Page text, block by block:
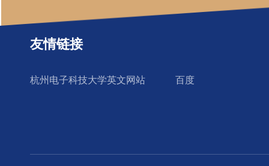
友情链接
杭州电子科技大学英文网站 百度